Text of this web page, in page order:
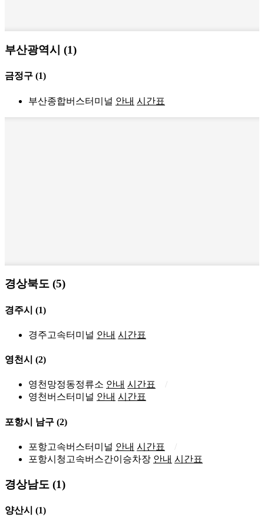
부산광역시 (1)
금정구 (1)
부산종합버스터미널 안내 시간표
경상북도 (5)
경주시 (1)
경주고속터미널 안내 시간표
영천시 (2)
영천망정동정류소 안내 시간표
영천버스터미널 안내 시간표
포항시 남구 (2)
포항고속버스터미널 안내 시간표
포항시청고속버스간이승차장 안내 시간표
경상남도 (1)
양산시 (1)